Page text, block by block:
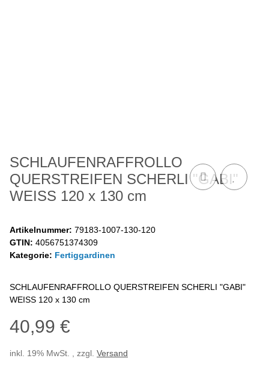
SCHLAUFENRAFFROLLO
QUERSTREIFEN SCHERLI "GABI"
WEISS 120 x 130 cm
Artikelnummer: 79183-1007-130-120
GTIN: 4056751374309
Kategorie: Fertiggardinen
SCHLAUFENRAFFROLLO QUERSTREIFEN SCHERLI "GABI"
WEISS 120 x 130 cm
40,99 €
inkl. 19% MwSt. , zzgl. Versand